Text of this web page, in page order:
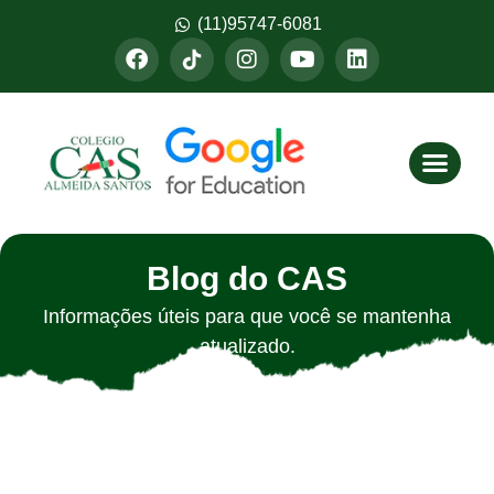
(11)95747-6081
Blog do CAS
Informações úteis para que você se mantenha
atualizado.